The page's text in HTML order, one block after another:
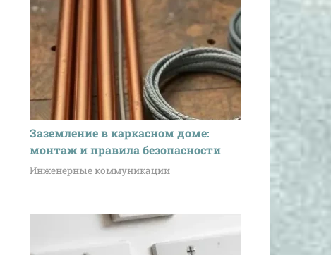
Заземление в каркасном доме:
монтаж и правила безопасности
Инженерные коммуникации